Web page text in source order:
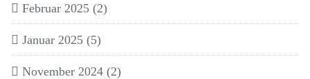
Februar 2025 (2)
Januar 2025 (5)
November 2024 (2)